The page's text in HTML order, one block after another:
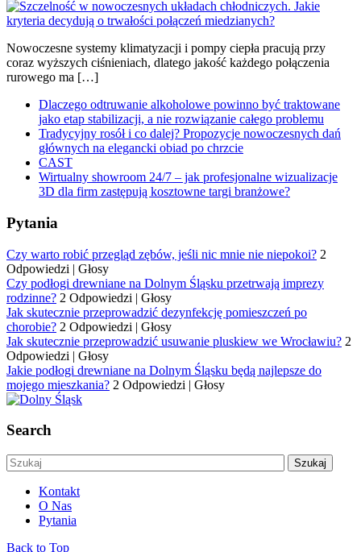
Nowoczesne systemy klimatyzacji i pompy ciepła pracują przy
coraz wyższych ciśnieniach, dlatego jakość każdego połączenia
rurowego ma […]
Dlaczego odtruwanie alkoholowe powinno być traktowane
jako etap stabilizacji, a nie rozwiązanie całego problemu
Tradycyjny rosół i co dalej? Propozycje nowoczesnych dań
głównych na elegancki obiad po chrzcie
CAST
Wirtualny showroom 24/7 – jak profesjonalne wizualizacje
3D dla firm zastępują kosztowne targi branżowe?
Pytania
Czy warto robić przegląd zębów, jeśli nic mnie nie niepokoi? 2
Odpowiedzi | Głosy
Czy podłogi drewniane na Dolnym Śląsku przetrwają imprezy
rodzinne? 2 Odpowiedzi | Głosy
Jak skutecznie przeprowadzić dezynfekcję pomieszczeń po
chorobie? 2 Odpowiedzi | Głosy
Jak skutecznie przeprowadzić usuwanie pluskiew we Wrocławiu? 2
Odpowiedzi | Głosy
Jakie podłogi drewniane na Dolnym Śląsku będą najlepsze do
mojego mieszkania? 2 Odpowiedzi | Głosy
Search
Kontakt
O Nas
Pytania
Back to Top